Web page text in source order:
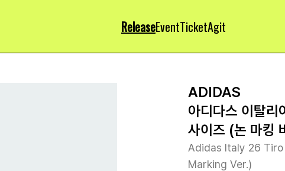
ReleaseEventTicketAgit
ADIDAS
아디다스 이탈
사이즈 (논 마킹
Adidas Italy 26
Marking Ver.)